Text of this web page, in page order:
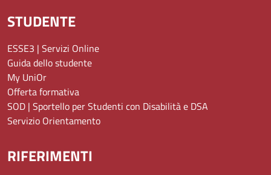
STUDENTE
ESSE3 | Servizi Online
Guida dello studente
My UniOr
Offerta formativa
SOD | Sportello per Studenti con Disabilità e DSA
Servizio Orientamento
RIFERIMENTI